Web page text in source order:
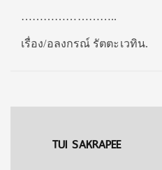
……………………..
เรื่อง/อลงกรณ์ รัตตะเวทิน.
TUI SAKRAPEE